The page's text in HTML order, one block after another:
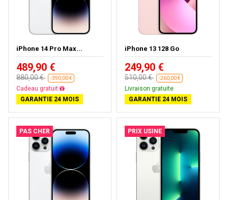
iPhone 14 Pro Max...
489,90 €
880,00 € -390,00 €
Livraison gratuite
GARANTIE 24 MOIS
iPhone 13 128 Go
249,90 €
510,00 € -260,00 €
Livraison gratuite
GARANTIE 24 MOIS
PAS CHER PRIX USINE